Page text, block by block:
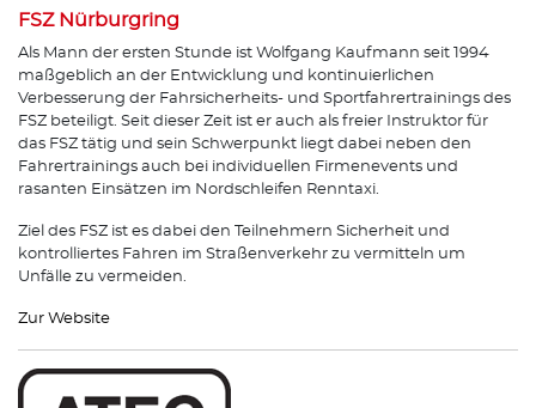
FSZ Nürburgring
Als Mann der ersten Stunde ist Wolfgang Kaufmann seit 1994
maßgeblich an der Entwicklung und kontinuierlichen
Verbesserung der Fahrsicherheits- und Sportfahrertrainings des
FSZ beteiligt. Seit dieser Zeit ist er auch als freier Instruktor für
das FSZ tätig und sein Schwerpunkt liegt dabei neben den
Fahrertrainings auch bei individuellen Firmenevents und
rasanten Einsätzen im Nordschleifen Renntaxi.
Ziel des FSZ ist es dabei den Teilnehmern Sicherheit und
kontrolliertes Fahren im Straßenverkehr zu vermitteln um
Unfälle zu vermeiden.
Zur Website